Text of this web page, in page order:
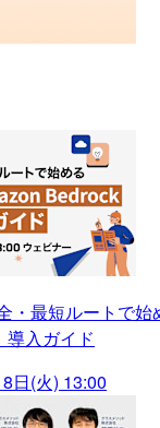
・最短ルートで
導入ガイド
日(火) 13:00